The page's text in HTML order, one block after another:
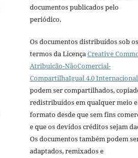
documentos publicados pelo
periódico.
Os documentos distribuídos sob os
termos da LicençaCreative
Atribuição-NãoComercial-
CompartilhaIgual 4.0 Internacional
podem ser compartilhados,
redistribuídos em qualquer meio e
formato desde que sem fins
e que os devidos créditos sejam
Os documentos também podem
adaptados, remixados e